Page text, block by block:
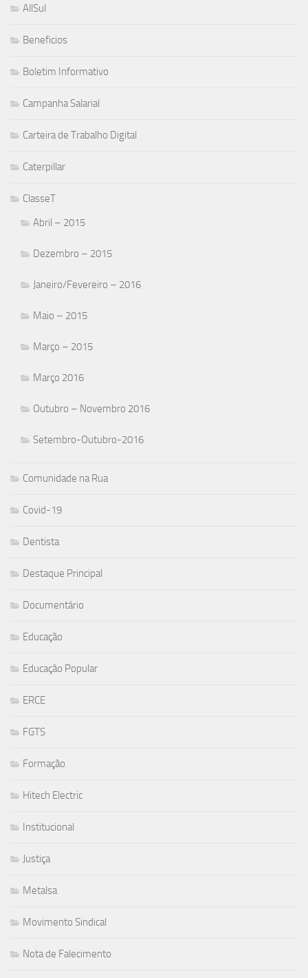
AllSul
Beneficios
Boletim Informativo
Campanha Salarial
Carteira de Trabalho Digital
Caterpillar
ClasseT
Abril – 2015
Dezembro – 2015
Janeiro/Fevereiro – 2016
Maio – 2015
Março – 2015
Março 2016
Outubro – Novembro 2016
Setembro-Outubro-2016
Comunidade na Rua
Covid-19
Dentista
Destaque Principal
Documentário
Educação
Educação Popular
ERCE
FGTS
Formação
Hitech Electric
Institucional
Justiça
Metalsa
Movimento Sindical
Nota de Falecimento